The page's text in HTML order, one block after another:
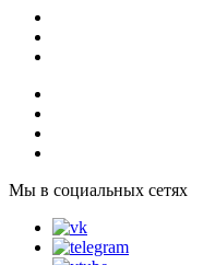
Мы в социальных сетях